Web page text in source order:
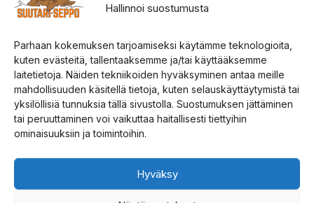
Hallinnoi suostumusta
Parhaan kokemuksen tarjoamiseksi käytämme teknologioita,
kuten evästeitä, tallentaaksemme ja/tai käyttääksemme
laitetietoja. Näiden tekniikoiden hyväksyminen antaa meille
mahdollisuuden käsitellä tietoja, kuten selauskäyttäytymistä tai
yksilöllisiä tunnuksia tällä sivustolla. Suostumuksen jättäminen
tai peruuttaminen voi vaikuttaa haitallisesti tiettyihin
ominaisuuksiin ja toimintoihin.
Hyväksy
Vision Hero perhovapa
4.40
129,00 €
Valitse vaihtoehdoista
muunnelma.
tehdä
valinnat
tuotteen
sivulla.
Vision Fisu perhokela
4.67
5:stä
69,00
Valitse vaihtoehdoista
muunnelma.
tehdä
valinnat
tuotteen
sivulla.
Tällä
Tällä